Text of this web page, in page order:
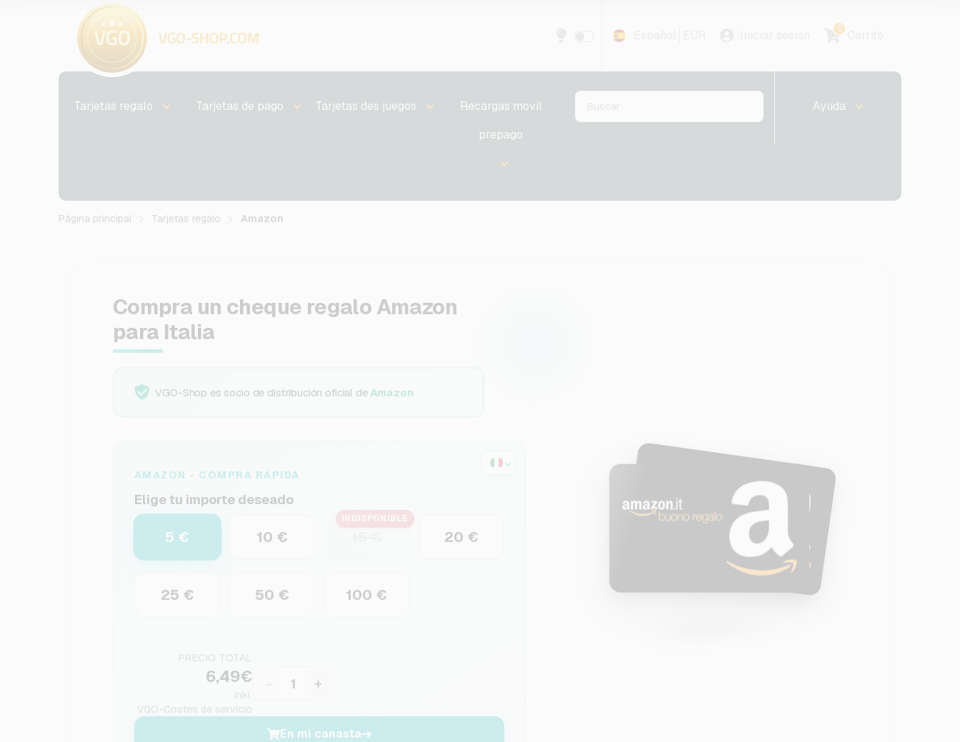
0
Tarjetas regalo Tarjetas de pago Tarjetas des juegos
Recargas movil
prepago
Ayuda
Página principal Tarjetas regalo Amazon
Compra un cheque regalo Amazon
para Italia
VGO-Shop es socio de distribución oficial deAmazon
AMAZON - COMPRA RÁPIDA
Elige tu importe deseado
5 € 10 €
INDISPONIBLE
20 €
25 € 50 € 100 €
PRECIO TOTAL
6,49€
inkl.
VGO-Costes de servicio
+
En mi canasta